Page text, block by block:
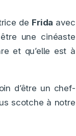
de Frida avec
une cinéaste
et qu’elle est à
d’être un chef-
scotche à notre